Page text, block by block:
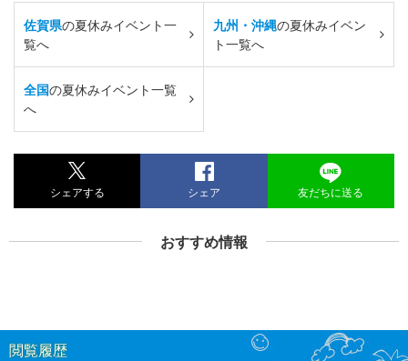
佐賀県の夏休みイベント一
覧へ
九州・沖縄の夏休みイベン
ト一覧へ
全国の夏休みイベント一覧
へ
シェアする シェア 友だちに送る
おすすめ情報
閲覧履歴